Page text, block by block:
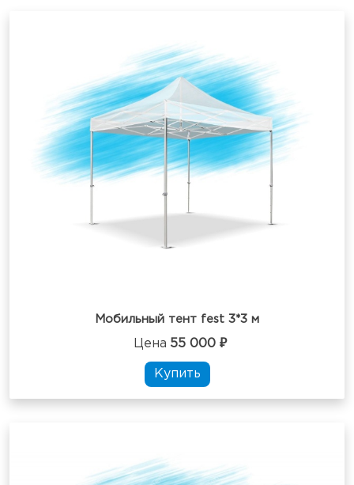
Мобильный тент fest 3*3 м
Цена 55 000 ₽
Купить